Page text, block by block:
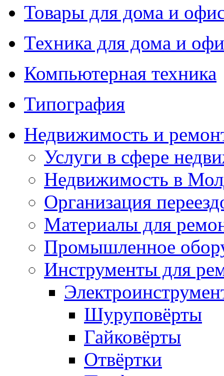
Товары для дома и
Техника для дома и
Компьютерная техника
Типография
Недвижимость и
Услуги в сфере
Недвижимость в
Организация
Материалы для
Промышленное
Инструменты для
Шуруповёрты
Гайковёрты
Отвёртки